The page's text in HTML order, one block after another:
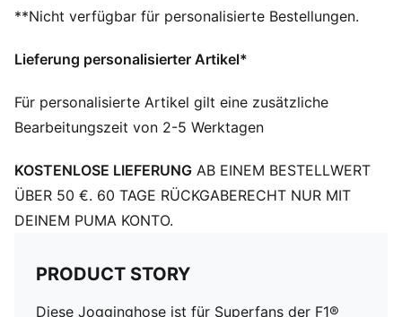
**Nicht verfügbar für personalisierte Bestellungen.
Lieferung personalisierter Artikel*
Für personalisierte Artikel gilt eine zusätzliche
Bearbeitungszeit von 2-5 Werktagen
KOSTENLOSE LIEFERUNG AB EINEM BESTELLWERT
ÜBER 50 €. 60 TAGE RÜCKGABERECHT NUR MIT
DEINEM PUMA KONTO.
PRODUCT STORY
Diese Jogginghose ist für Superfans der F1®